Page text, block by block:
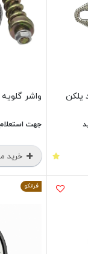
یلکن واشر گلویه
جهت
خرید
فرانکو